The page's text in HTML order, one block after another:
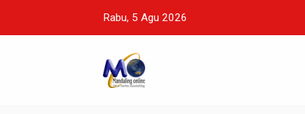
Rabu, 5 Agu 2026